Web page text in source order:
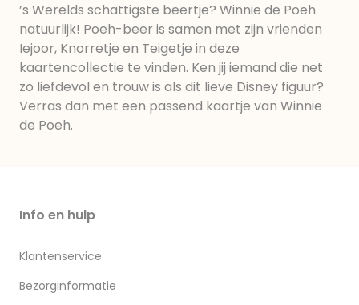
’s Werelds schattigste beertje? Winnie de Poeh
natuurlijk! Poeh-beer is samen met zijn vrienden
Iejoor, Knorretje en Teigetje in deze
kaartencollectie te vinden. Ken jij iemand die net
zo liefdevol en trouw is als dit lieve Disney figuur?
Verras dan met een passend kaartje van Winnie
de Poeh.
Info en hulp
Klantenservice
Bezorginformatie